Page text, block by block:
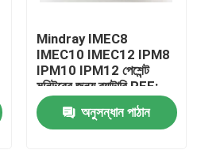
Mindray IMEC8
IMEC10 IMEC12 IPM8
IPM10 IPM12 পেশেন্ট
মনিটরের জন্য ব্যাটারি REF:
LI13I001A
অনুসন্ধান পাঠান